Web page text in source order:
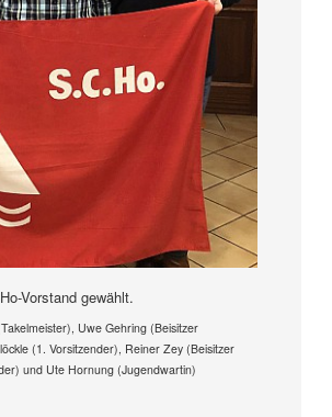
Vorstand gewählt.
Uwe Gehring (Beisitzer
(1. Vorsitzender), Reiner Zey (Beisitzer
und Ute Hornung (Jugendwartin)